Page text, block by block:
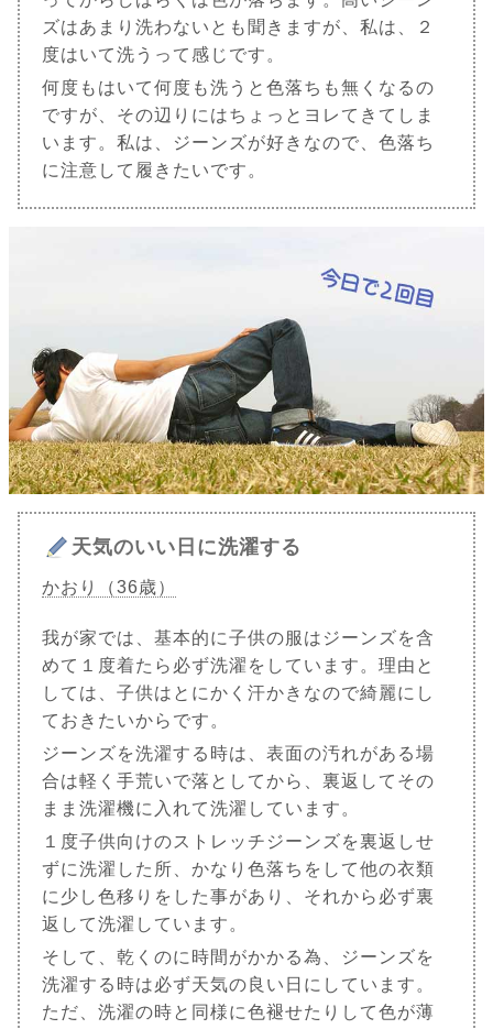
ズはあまり洗わないとも聞きますが、私は、２
度はいて洗うって感じです。
何度もはいて何度も洗うと色落ちも無くなるの
ですが、その辺りにはちょっとヨレてきてしま
います。私は、ジーンズが好きなので、色落ち
に注意して履きたいです。
天気のいい日に洗濯する
かおり（36歳）
我が家では、基本的に子供の服はジーンズを含
めて１度着たら必ず洗濯をしています。理由と
しては、子供はとにかく汗かきなので綺麗にし
ておきたいからです。
ジーンズを洗濯する時は、表面の汚れがある場
合は軽く手荒いで落としてから、裏返してその
まま洗濯機に入れて洗濯しています。
１度子供向けのストレッチジーンズを裏返しせ
ずに洗濯した所、かなり色落ちをして他の衣類
に少し色移りをした事があり、それから必ず裏
返して洗濯しています。
そして、乾くのに時間がかかる為、ジーンズを
洗濯する時は必ず天気の良い日にしています。
ただ、洗濯の時と同様に色褪せたりして色が薄